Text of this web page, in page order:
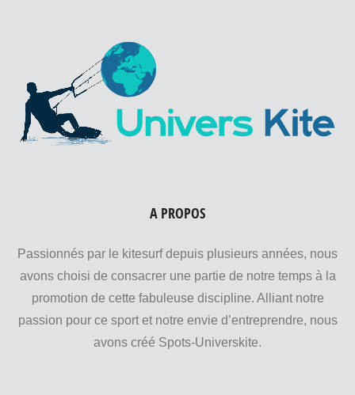
A PROPOS
Passionnés par le kitesurf depuis plusieurs années, nous
avons choisi de consacrer une partie de notre temps à la
promotion de cette fabuleuse discipline. Alliant notre
passion pour ce sport et notre envie d’entreprendre, nous
avons créé Spots-Universkite.